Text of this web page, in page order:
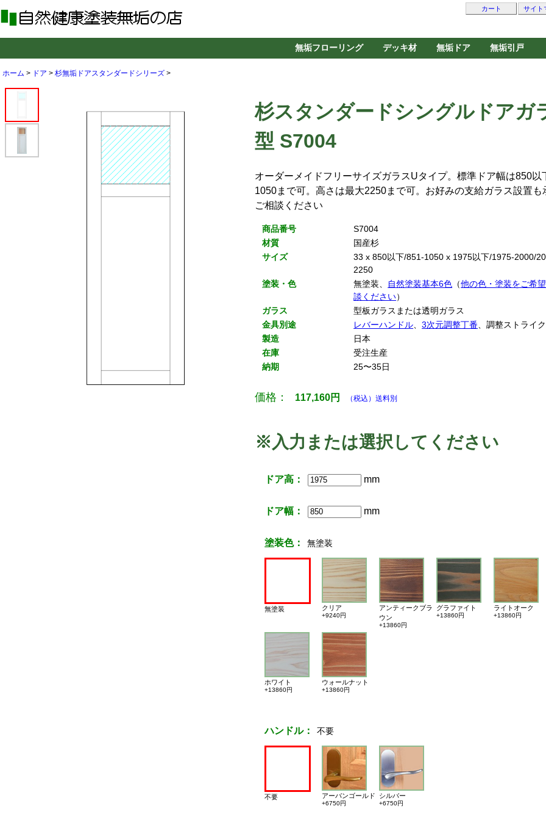
ホーム > ドア > 杉無垢ドアスタンダードシリーズ >
杉スタンダードシングルドアガ
型 S7004
オーダーメイドフリーサイズガラスUタイプ。標準ドア幅は850以
1050まで可。高さは最大2250まで可。お好みの支給ガラス設置も
ご相談ください
商品番号
S7004
材質
国産杉
サイズ
33 x 850以下/851-1050 x 1975以下/1975-2000/
2250
塗装・色
無塗装、 自然塗装基本6色 （他の色・塗装をご希
談ください）
ガラス
型板ガラスまたは透明ガラス
金具別途
レバーハンドル 、3次元調整丁番 、調整ストライク
製造
日本
在庫
受注生産
納期
25〜35日
価格： 117,160円 （税込）送料別
※入力または選択してください
ドア高： mm
ドア幅： mm
塗装色： 無塗装
無塗装 クリア
+9240円
アンティークブラ
ウン
+13860円
グラファイト
+13860円
ライトオーク
+13860円
ホワイト
+13860円
ウォールナット
+13860円
ハンドル： 不要
不要 アーバンゴールド
+6750円
シルバー
+6750円
カート サイト
無垢フローリング デッキ材 無垢ドア 無垢引戸